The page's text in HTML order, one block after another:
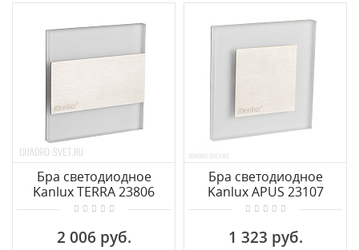
Бра светодиодное
Kanlux TERRA 23806
2 006 руб.
Бра светодиодное
Kanlux APUS 23107
1 323 руб.